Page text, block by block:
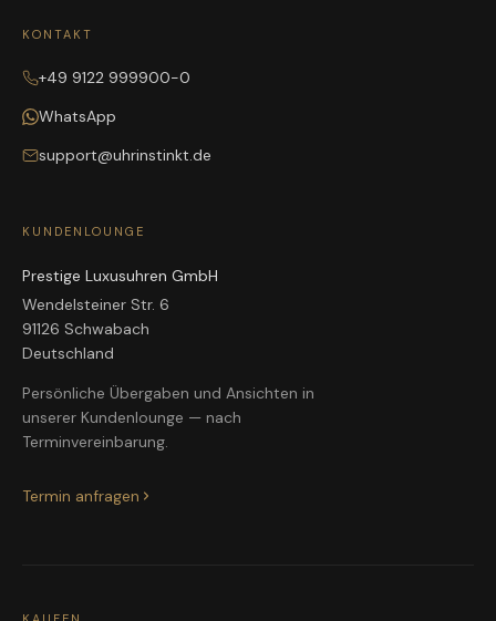
KONTAKT
+49 9122 999900-0
WhatsApp
support@uhrinstinkt.de
KUNDENLOUNGE
Prestige Luxusuhren GmbH
Wendelsteiner Str. 6
91126 Schwabach
Deutschland
Persönliche Übergaben und Ansichten in
unserer Kundenlounge — nach
Terminvereinbarung.
Termin anfragen